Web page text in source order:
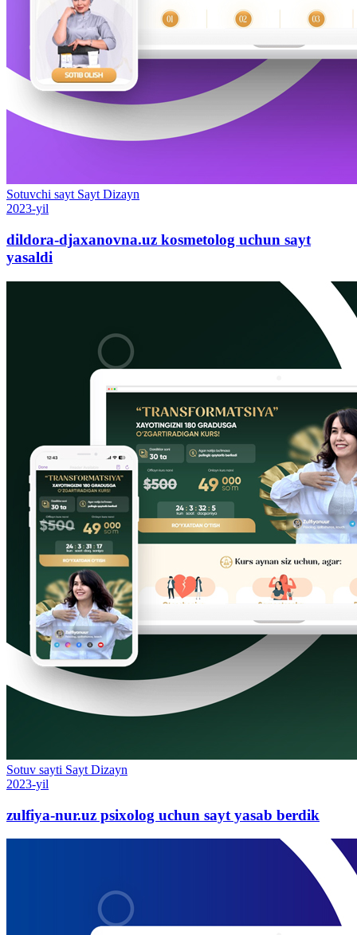
Sotuvchi sayt SaytDizayn
2023-yil
dildora-djaxanovna.uz kosmetolog uchun sayt
yasaldi
Sotuv sayti Sayt Dizayn
2023-yil
zulfiya-nur.uz psixolog uchun sayt yasab berdik